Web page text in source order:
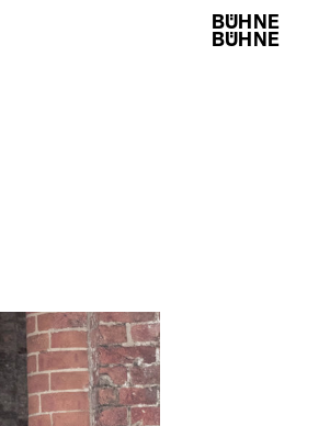
BÜHNE
BÜHNE
BÜHNE
BÜHNE